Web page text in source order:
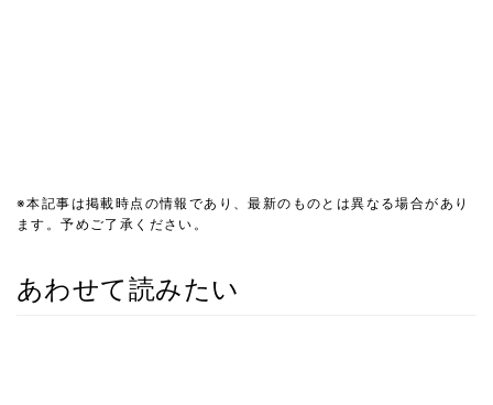
※本記事は掲載時点の情報であり、最新のものとは異なる場合があり
ます。予めご了承ください。
あわせて読みたい